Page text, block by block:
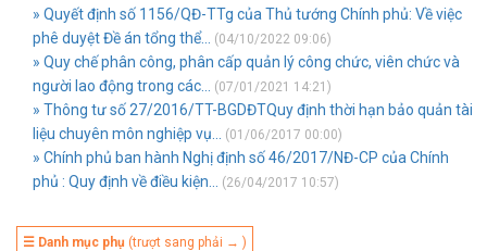
» Quyết định số 1156/QĐ-TTg của Thủ tướng Chính phủ: Về việc
phê duyệt Đề án tổng thể...
(04/10/2022 09:06)
» Quy chế phân công, phân cấp quản lý công chức, viên chức và
người lao động trong các...
(07/01/2021 14:21)
» Thông tư số 27/2016/TT-BGDĐTQuy định thời hạn bảo quản tài
liệu chuyên môn nghiệp vụ...
(01/06/2017 00:00)
» Chính phủ ban hành Nghị định số 46/2017/NĐ-CP của Chính
phủ : Quy định về điều kiện...
(26/04/2017 10:57)
☰ Danh mục phụ (trượt sang phải → )